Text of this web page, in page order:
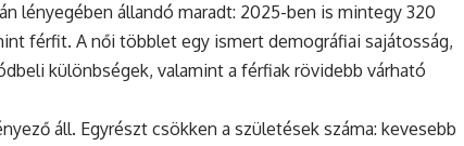
lényegében állandó maradt: 2025-ben is mintegy 320
férfit. A női többlet egy ismert demográfiai sajátosság,
különbségek, valamint a férfiak rövidebb várható
áll. Egyrészt csökken a születések száma: kevesebb